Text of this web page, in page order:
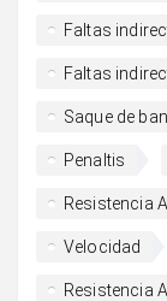
Faltas
Faltas
Saque de
Penaltis
Resistencia
Velocidad
Resistencia